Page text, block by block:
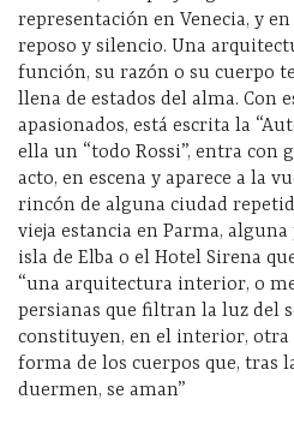
representación en Venecia, y
reposo y silencio. Una
función, su razón o su cuerpo
llena de estados del alma. Con
apasionados, está escrita la
ella un “todo Rossi”, entra con
acto, en escena y aparece a la
rincón de alguna ciudad
vieja estancia en Parma,
isla de Elba o el Hotel Sirena
“una arquitectura interior, o
persianas que filtran la luz del
constituyen, en el interior, otra
forma de los cuerpos que, tras
duermen, se aman”